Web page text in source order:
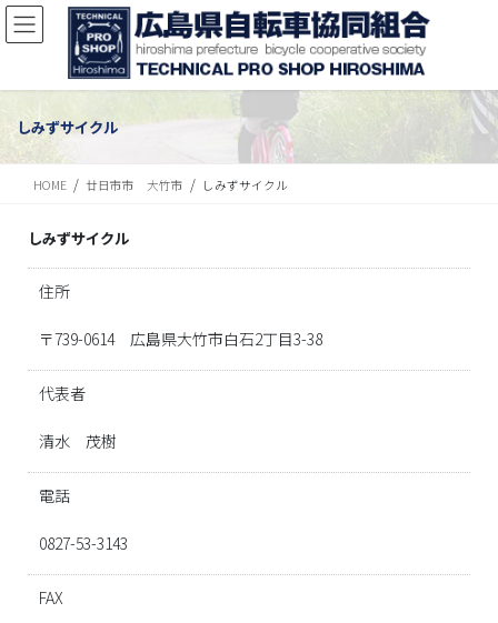
しみずサイクル
HOME 廿日市市 大竹市 しみずサイクル
しみずサイクル
住所
〒739-0614 広島県大竹市白石2丁目3-38
代表者
清水 茂樹
電話
0827-53-3143
FAX